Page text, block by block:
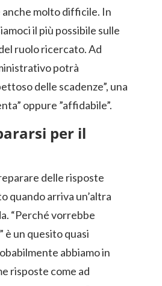
anche molto difficile. In
il più possibile sulle
ruolo ricercato. Ad
potrà
delle scadenze”, una
oppure ”affidabile”.
per il
delle risposte
quando arriva un’altra
“Perché vorrebbe
è un quesito quasi
abbiamo in
risposte come ad